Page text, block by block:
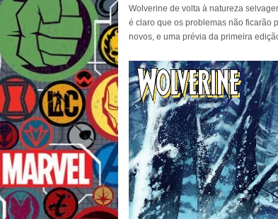
Wolverine de volta à natureza
é claro que os problemas não ficarão
novos, e uma prévia da primeira